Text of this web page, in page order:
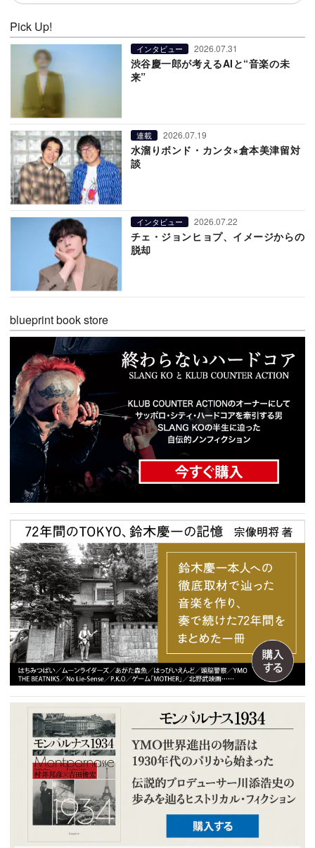
Pick Up!
インタビュー 2026.07.31
渋谷慶一郎が考えるAIと“音楽の未
来”
連載 2026.07.19
水溜りボンド・カンタ×倉本美津留対
談
インタビュー 2026.07.22
チェ・ジョンヒョプ、イメージからの
脱却
blueprint book store